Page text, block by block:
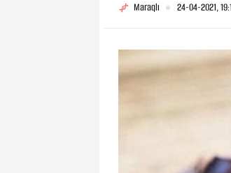
Maraqlı 24-04-2021,